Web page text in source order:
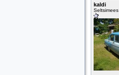
kaldi
Seltsimees